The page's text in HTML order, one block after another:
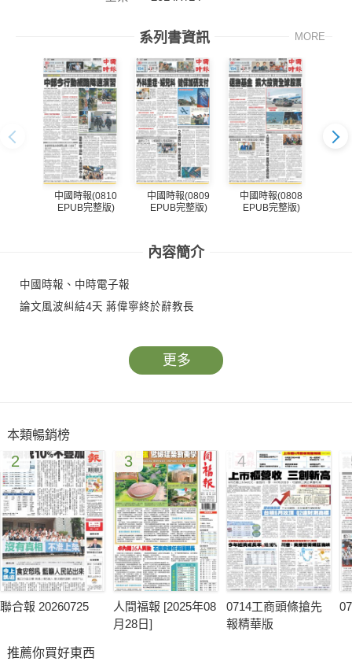
系列書資訊 MORE
中國時報(0810
EPUB完整版)
中國時報(0809
EPUB完整版)
中國時報(0808
EPUB完整版)
內容簡介
中國時報、中時電子報
論文風波糾結4天 蔣偉寧終於辭教長
更多
本類暢銷榜
2
聯合報 20260725
3
人間福報 [2025年08
月28日]
4
0714工商頭條搶先
報精華版
推薦你買好東西